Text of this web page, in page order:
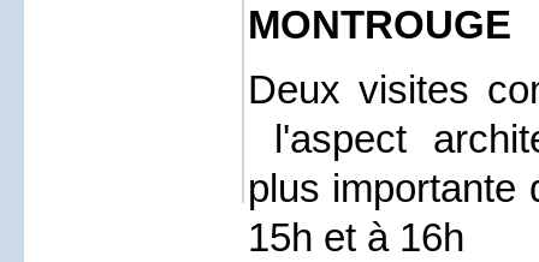
MONTROUGE
Deux visites
l'aspect
plus importante
15h et à 16h